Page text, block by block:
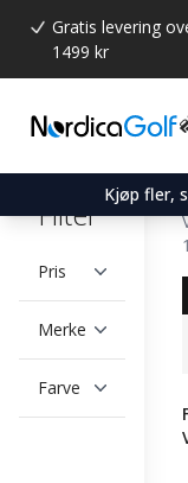
Gratis levering
1499 kr
Kjøp fler,
Filter
Pris
Merke
Farve